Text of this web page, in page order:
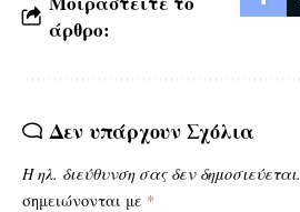
άρθρο:
Δεν υπάρχουν Σχόλια
Η ηλ. διεύθυνση σας δεν δημοσιεύεται.
σημειώνονται με *